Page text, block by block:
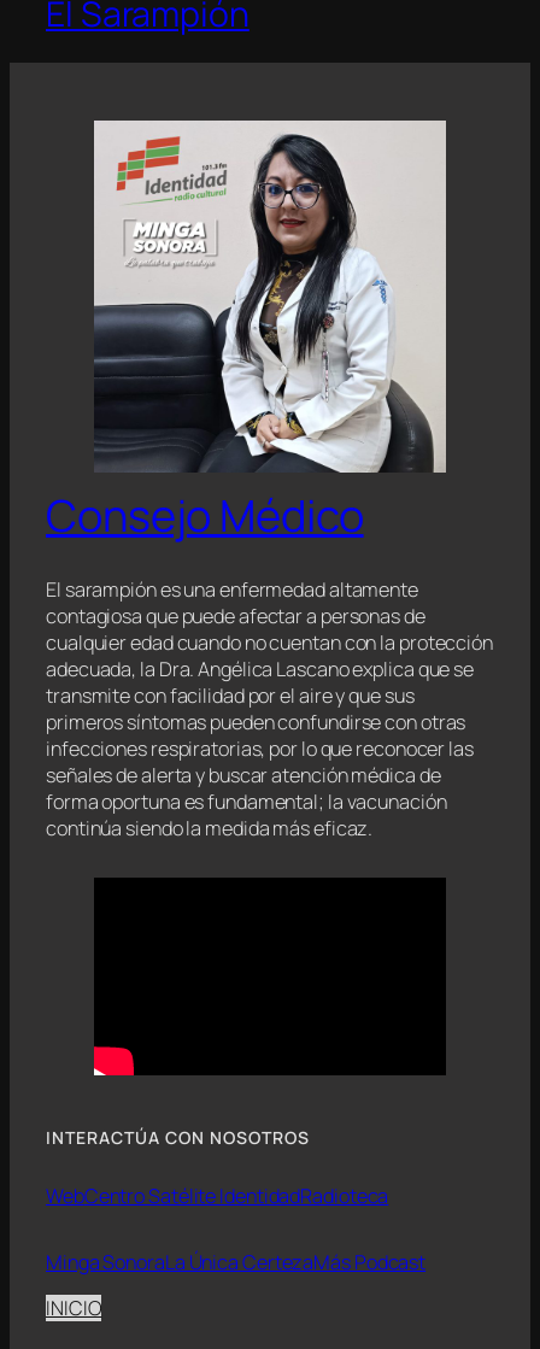
El Sarampión
Consejo Médico
El sarampión es una enfermedad altamente
contagiosa que puede afectar a personas de
cualquier edad cuando no cuentan con la protección
adecuada, la Dra. Angélica Lascano explica que se
transmite con facilidad por el aire y que sus
primeros síntomas pueden confundirse con otras
infecciones respiratorias, por lo que reconocer las
señales de alerta y buscar atención médica de
forma oportuna es fundamental; la vacunación
continúa siendo la medida más eficaz.
INTERACTÚA CON NOSOTROS
WebCentro Satélite IdentidadRadioteca
Minga SonoraLa Única CertezaMás Podcast
INICIO